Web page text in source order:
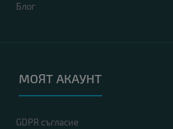
Блог
МОЯТ АКАУНТ
GDPR съгласие